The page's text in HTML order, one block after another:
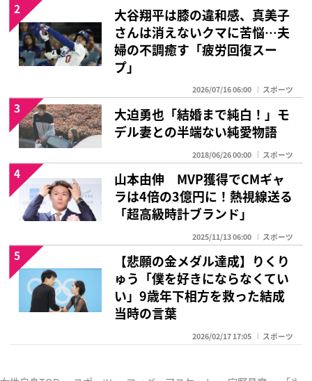
大谷翔平は膝の違和感、真美子
さんは消えないクマに苦悩…夫
婦の不調癒す「疲労回復スー
プ」
2026/07/16 06:00 スポーツ
2
大迫勇也「結婚まで純白！」モ
デル妻との半端ない純愛物語
2018/06/26 00:00 スポーツ
3
山本由伸 MVP獲得でCMギャ
ラは4倍の3億円に！熱視線送る
「超高級時計ブランド」
2025/11/13 06:00 スポーツ
4
【悲願の金メダル達成】りくり
ゅう「僕を好きにならなくてい
い」9歳年下相方を救った結成
当時の言葉
2026/02/17 17:05 スポーツ
5